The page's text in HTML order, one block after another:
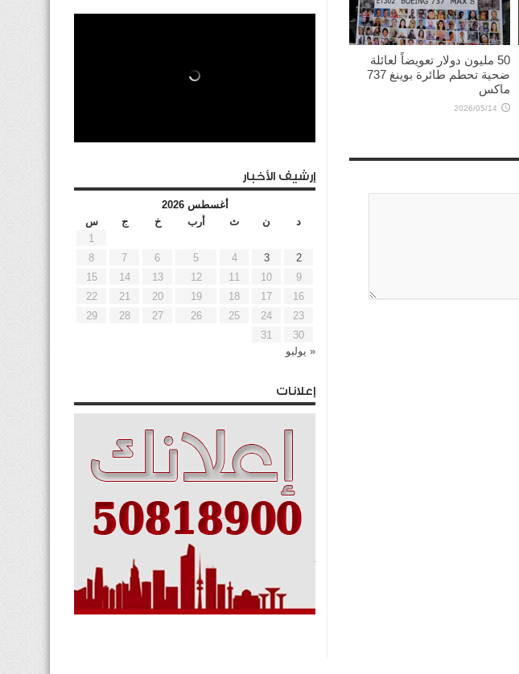
50 مليون دولار تعويضاً لعائلة
ضحية تحطم طائرة بوينغ 737
ماكس
2026/05/14
إرشيف الأخبار
أغسطس 2026
د
ن ث أرب خ ج
س
1
2
3
4
5
6
7
8
9
10
11
12
13
14
15
16
17
18
19
20
21
22
23
24
25
26
27
28
29
30
31
« يوليو
إعلانات